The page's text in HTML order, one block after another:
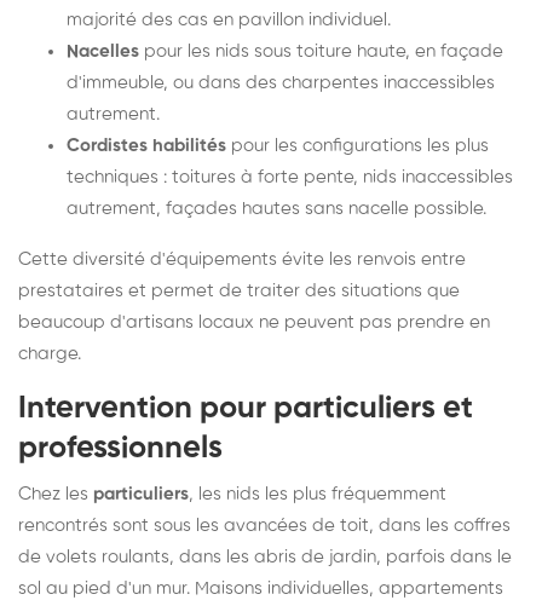
majorité des cas en pavillon individuel.
Nacelles pour les nids sous toiture haute, en façade
d'immeuble, ou dans des charpentes inaccessibles
autrement.
Cordistes habilités pour les configurations les plus
techniques : toitures à forte pente, nids inaccessibles
autrement, façades hautes sans nacelle possible.
Cette diversité d'équipements évite les renvois entre
prestataires et permet de traiter des situations que
beaucoup d'artisans locaux ne peuvent pas prendre en
charge.
Intervention pour particuliers et
professionnels
Chez les particuliers, les nids les plus fréquemment
rencontrés sont sous les avancées de toit, dans les coffres
de volets roulants, dans les abris de jardin, parfois dans le
sol au pied d'un mur. Maisons individuelles, appartements